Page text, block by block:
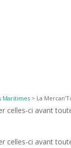
Maritimes > La
celles-ci avant
celles-ci avant